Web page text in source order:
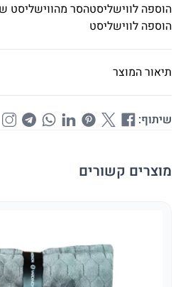
הוספה לווישליסטהסר מהווישליסט שלי
הוספה לווישליסט
תיאור המוצר
שיתוף:
מוצרים קשורים